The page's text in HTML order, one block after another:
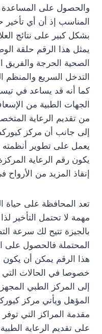
والحصول على المساعدة
المناسب إذ أن أي تأخير
بشكل كبير على نتائج
يمثل هذا الرقم حلقة
الصحية الحرجة
التدخل السريع والمنظم
كما أنه قد يساعد في
الجهات الطبية من
من تقديم الرعاية
إلى جانب أن مركز
يعمل على تطوير أنظمته
يكون رقم الرعاية
إنقاذ المزيد من
تعد المحافظة على حياة
مهمة لا تحتمل التأخير
بالجيزة تتيح لك سرعة
المحتملة فالحصول على
هذا الرقم يمكن أن يكون
خصوصا في الحالات
إلى المركز الطبي
المؤهل ويأتي مركز
مقدمة المراكز التي
على تقديم الرعاية